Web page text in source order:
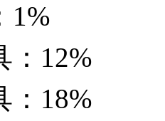
1%
：12%
：18%